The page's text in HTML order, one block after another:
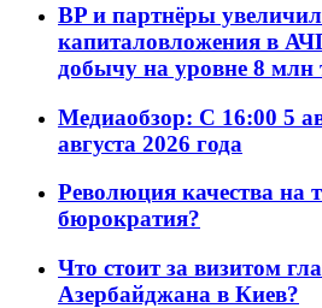
BP и партнёры
капиталовложения в
добычу на уровне 8 млн
Медиаобзор: С 16:00 5
августа 2026 года
Революция качества на
бюрократия?
Что стоит за визитом
Азербайджана в Киев?